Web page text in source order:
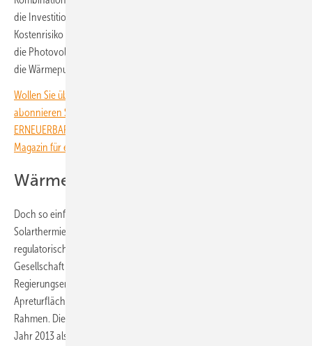
die Investition in eine Gasheizung auch mit Solarthermie zum
Kostenrisiko wird. Eine Variante in Kombination mit PVT-Kollektoren,
die Photovoltaik und Solarthermie vereinen und als Wärmequelle für
die Wärmepumpe dienen, wäre eine denkbare Lösung.
Wollen Sie über die Energiewende auf dem Laufenden bleiben? Dann
abonnieren Sie einfach den kostenlosen Newsletter von
ERNEUERBARE ENERGIEN – dem größten verbandsunabhängigen
Magazin für erneuerbare Energien in Deutschland!
Wärmeertrag berücksichtigen
Doch so einfach ist das nicht. Denn trotz der Anerkennung der
Solarthermie als Erfüllungsoption für die Biotreppe bleiben
regulatorische und technische Defizite im Gesetz, wie die Deutsche
Gesellschaft für Sonnenenergie (DGS) kritisiert. Denn laut
Regierungsentwurf wird die Solarthermie immer noch nach
Apreturfläche bewertet. Das ist die Oberfläche des Kollektors ohne
Rahmen. Dieser Maßstab gelte aber seit Einführung der ISO 9806 im
Jahr 2013 als technisch überholt, kritisiert die DGS. Denn die Norm